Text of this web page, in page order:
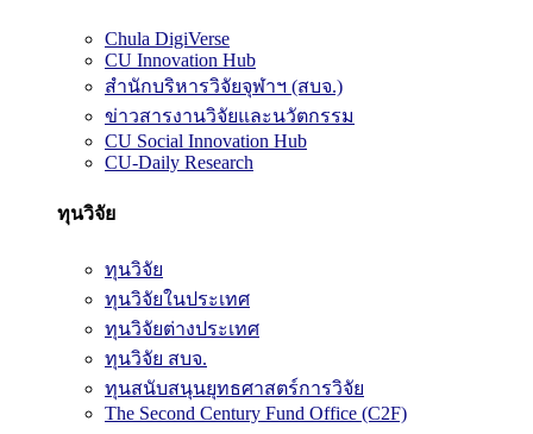
Chula DigiVerse
CU Innovation Hub
สำนักบริหารวิจัยจุฬาฯ (สบจ.)
ข่าวสารงานวิจัยและนวัตกรรม
CU Social Innovation Hub
CU-Daily Research
ทุนวิจัย
ทุนวิจัย
ทุนวิจัยในประเทศ
ทุนวิจัยต่างประเทศ
ทุนวิจัย สบจ.
ทุนสนับสนุนยุทธศาสตร์การวิจัย
The Second Century Fund Office (C2F)